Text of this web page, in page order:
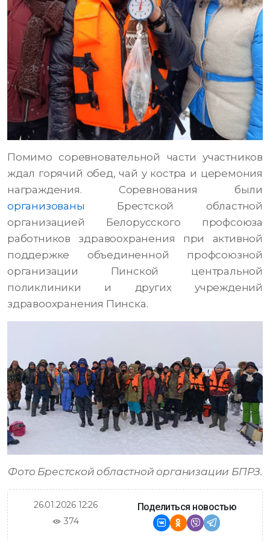
Помимо соревновательной части участников
ждал горячий обед, чай у костра и церемония
награждения. Соревнования были
организованы Брестской областной
организацией Белорусского профсоюза
работников здравоохранения при активной
поддержке объединенной профсоюзной
организации Пинской центральной
поликлиники и других учреждений
здравоохранения Пинска.
Фото Брестской областной организации БПРЗ.
26.01.2026 12:26
374
Поделиться новостью